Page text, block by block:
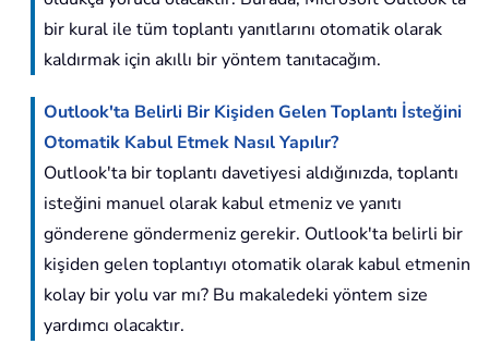
bir kural ile tüm toplantı yanıtlarını otomatik olarak
kaldırmak için akıllı bir yöntem tanıtacağım.
Outlook'ta Belirli Bir Kişiden Gelen Toplantı İsteğini
Otomatik Kabul Etmek Nasıl Yapılır?
Outlook'ta bir toplantı davetiyesi aldığınızda, toplantı
isteğini manuel olarak kabul etmeniz ve yanıtı
gönderene göndermeniz gerekir. Outlook'ta belirli bir
kişiden gelen toplantıyı otomatik olarak kabul etmenin
kolay bir yolu var mı? Bu makaledeki yöntem size
yardımcı olacaktır.